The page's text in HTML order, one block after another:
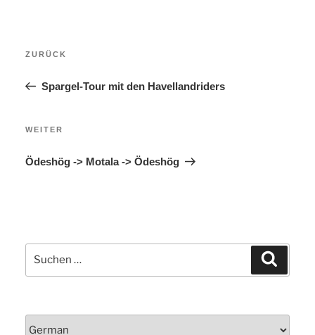
Vorheriger
ZURÜCK
Spargel-Tour mit den Havellandriders
Nächster
Beitrag
WEITER
Ödeshög -> Motala -> Ödeshög
Suchen
nach: